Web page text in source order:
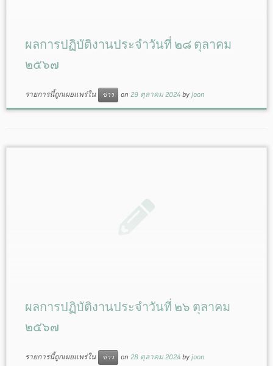
ผลการปฏิบัติงานประจำวันที่ ๒๘ ตุลาคม
๒๕๖๗
รายการนี้ถูกเผยแพร่ใน ข่าว on 29 ตุลาคม 2024 by joon
ผลการปฏิบัติงานประจำวันที่ ๒๖ ตุลาคม
๒๕๖๗
รายการนี้ถูกเผยแพร่ใน ข่าว on 28 ตุลาคม 2024 by joon